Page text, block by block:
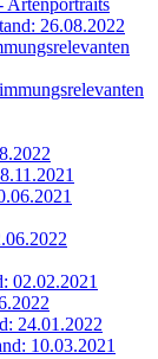
26.08.2022
02.02.2021
24.01.2022
10.03.2021